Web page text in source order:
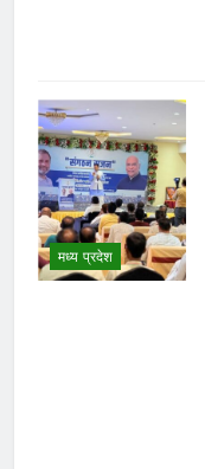
मध्य प्रदेश